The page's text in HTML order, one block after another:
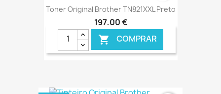
Toner Original Brother TN821XXL Preto
197,00 €
 COMPRAR